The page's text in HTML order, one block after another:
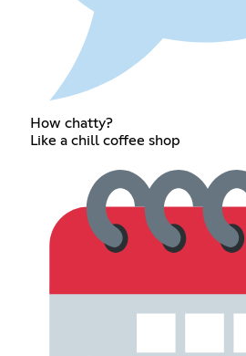
How chatty?
Like a chill coffee shop